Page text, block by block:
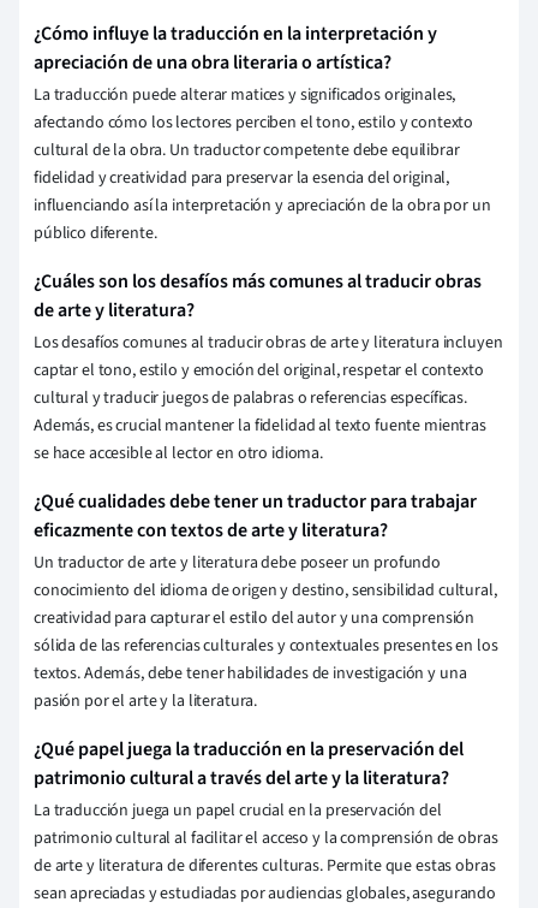
¿Cómo influye la traducción en la interpretación y
apreciación de una obra literaria o artística?
La traducción puede alterar matices y significados originales,
afectando cómo los lectores perciben el tono, estilo y contexto
cultural de la obra. Un traductor competente debe equilibrar
fidelidad y creatividad para preservar la esencia del original,
influenciando así la interpretación y apreciación de la obra por un
público diferente.
¿Cuáles son los desafíos más comunes al traducir obras
de arte y literatura?
Los desafíos comunes al traducir obras de arte y literatura incluyen
captar el tono, estilo y emoción del original, respetar el contexto
cultural y traducir juegos de palabras o referencias específicas.
Además, es crucial mantener la fidelidad al texto fuente mientras
se hace accesible al lector en otro idioma.
¿Qué cualidades debe tener un traductor para trabajar
eficazmente con textos de arte y literatura?
Un traductor de arte y literatura debe poseer un profundo
conocimiento del idioma de origen y destino, sensibilidad cultural,
creatividad para capturar el estilo del autor y una comprensión
sólida de las referencias culturales y contextuales presentes en los
textos. Además, debe tener habilidades de investigación y una
pasión por el arte y la literatura.
¿Qué papel juega la traducción en la preservación del
patrimonio cultural a través del arte y la literatura?
La traducción juega un papel crucial en la preservación del
patrimonio cultural al facilitar el acceso y la comprensión de obras
de arte y literatura de diferentes culturas. Permite que estas obras
sean apreciadas y estudiadas por audiencias globales, asegurando